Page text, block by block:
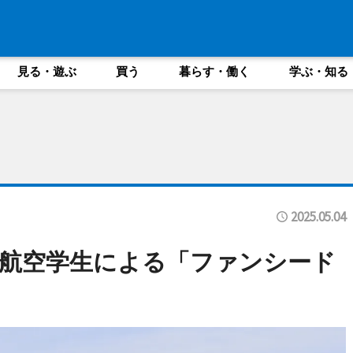
見る・遊ぶ 買う 暮らす・働く 学ぶ・知る
2025.05.04
空学生による「ファンシード